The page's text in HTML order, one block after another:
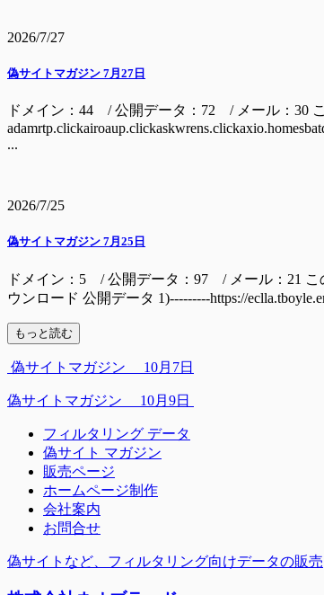
2026/7/27
偽サイトマガジン 7月27日
ドメイン：44 / 公開データ：72 / メール：30
...
2026/7/25
偽サイトマガジン 7月25日
ドメイン：5 / 公開データ：97 / メール：21 この
ウンロード 公開データ 1)---------https://
もっと読む
偽サイトマガジン 10月7日
偽サイトマガジン 10月9日
フィルタリング データ
偽サイト マガジン
販売ページ
ホームページ制作
会社案内
お問合せ
偽サイトなど、フィルタリング向けデータの販売